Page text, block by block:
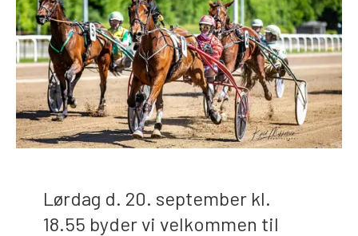
Lørdag d. 20. september kl.
18.55 byder vi velkommen til